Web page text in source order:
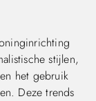
stijlen,
het gebruik
Deze trends